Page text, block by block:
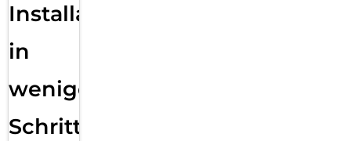
Installation
in
wenigen
Schritten